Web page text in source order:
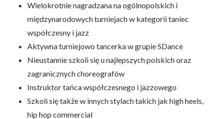
Wielokrotnie nagradzana na ogólnopolskich i
międzynarodowych turniejach w kategorii taniec
współczesny i jazz
Aktywna turniejowo tancerka w grupie SDance
Nieustannie szkoli się u najlepszych polskich oraz
zagranicznych choreografów
Instruktor tańca współczesnego i jazzowego
Szkoli się także w innych stylach takich jak high heels,
hip hop commercial